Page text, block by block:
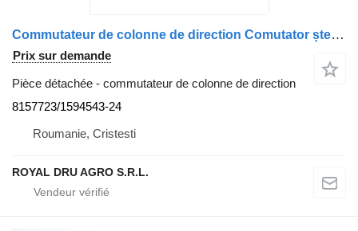
Commutateur de colonne de direction Comutator ștergătoare de parbriz 8157723/1594543-24 pour camion Valeo pentru Volvo, cod 8157723 1594543 24
Prix sur demande
Pièce détachée - commutateur de colonne de direction
8157723/1594543-24
Roumanie, Cristesti
ROYAL DRU AGRO S.R.L.